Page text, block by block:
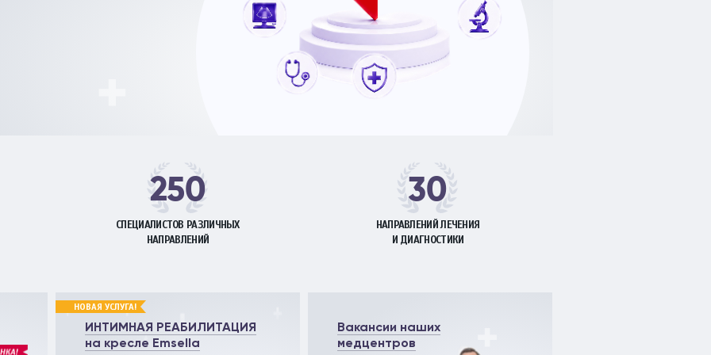
Рефлекторная терапия (рефлексотерапия)
Флебология
Хирургия
Эндокринология
Корректировка жировых отложений липолитиками
250
СПЕЦИАЛИСТОВ РАЗЛИЧНЫХ
НАПРАВЛЕНИЙ
30
НАПРАВЛЕНИЙ ЛЕЧЕНИЯ
И ДИАГНОСТИКИ
ИНТИМНАЯ РЕАБИЛИТАЦИЯ
на кресле Emsella
НОВАЯ УСЛУГА!
Вакансии наших
медцентров